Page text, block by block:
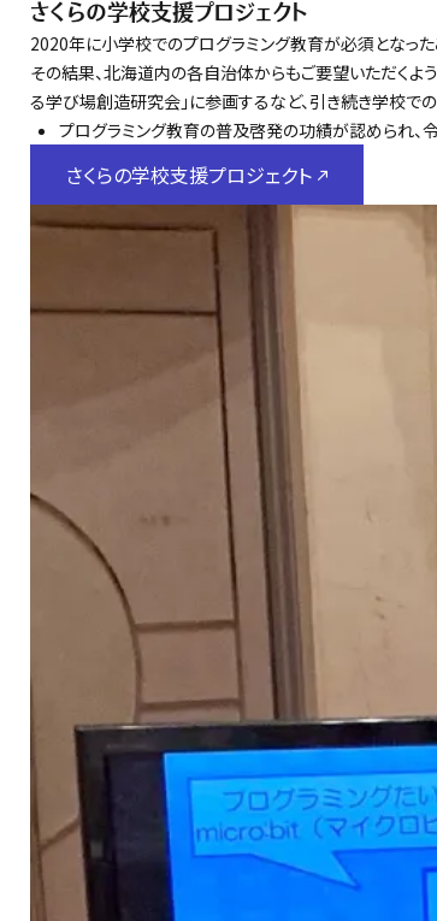
さくらの学校支援プロジェクト
2020年に小学校でのプログラミング教育が必須となっ
その結果、北海道内の各自治体からもご要望いただくよ
る学び場創造研究会」に参画するなど、引き続き学校で
プログラミング教育の普及啓発の功績が認められ
さくらの学校支援プロジェクト